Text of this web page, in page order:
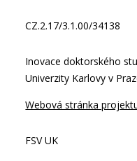
CZ.2.17/3.1.00/34138
Inovace doktorského
Univerzity Karlovy v
Webová stránka
FSV UK